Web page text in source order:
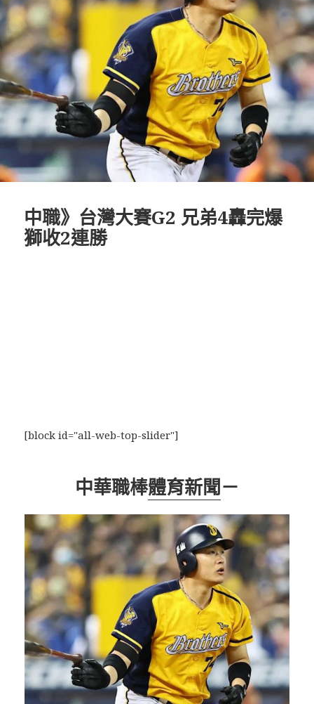
中職》台灣大賽G2 兄弟4轟完爆
獅收2連勝
[block id="all-web-top-slider"]
中華職棒體育新聞－